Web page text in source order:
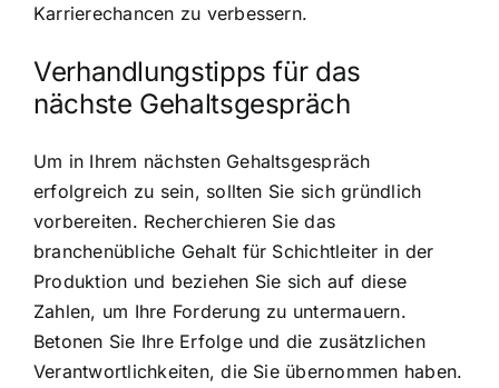
Karrierechancen zu verbessern.
Verhandlungstipps für das
nächste Gehaltsgespräch
Um in Ihrem nächsten Gehaltsgespräch
erfolgreich zu sein, sollten Sie sich gründlich
vorbereiten. Recherchieren Sie das
branchenübliche Gehalt für Schichtleiter in der
Produktion und beziehen Sie sich auf diese
Zahlen, um Ihre Forderung zu untermauern.
Betonen Sie Ihre Erfolge und die zusätzlichen
Verantwortlichkeiten, die Sie übernommen haben.